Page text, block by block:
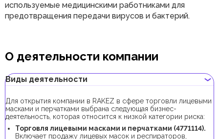
используемые медицинскими работниками для
предотвращения передачи вирусов и бактерий.
О деятельности компании
Виды деятельности
Для открытия компании в RAKEZ в сфере торговли лицевыми
масками и перчатками выбрана следующая бизнес-
деятельность, которая относится к низкой категории риска:
Торговля лицевыми масками и перчатками (4771114).
Включает продажу лицевых масок и респираторов,